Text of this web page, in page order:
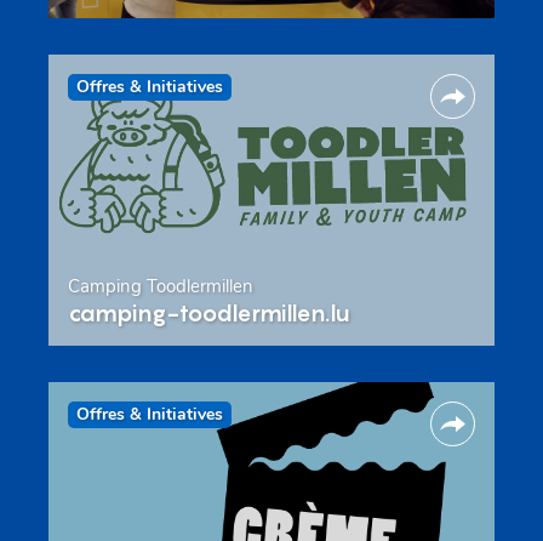
Offres & Initiatives
Camping Toodlermillen
camping-toodlermillen.lu
Offres & Initiatives